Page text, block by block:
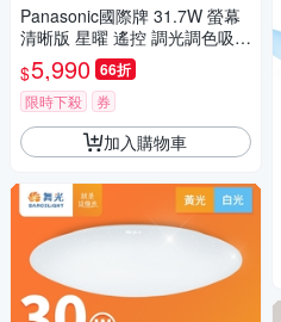
Panasonic國際牌 31.7W 螢幕
清晰版 星曜 遙控 調光調色吸頂
燈LGC31301A09
$5,990 66折
限時下殺 券
加入購物車